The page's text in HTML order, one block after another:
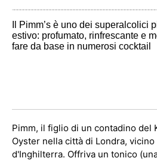
Il Pimm’s è uno dei superalcolici
estivo: profumato, rinfrescante e
fare da base in numerosi cocktail
Pimm, il figlio di un contadino del
Oyster nella città di Londra,
d'Inghilterra. Offriva un tonico